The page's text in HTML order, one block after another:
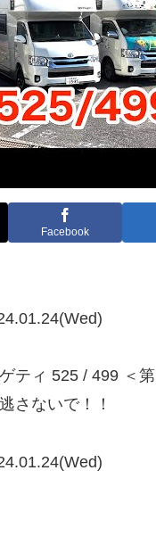
Facebook
ティ 525 / 499 ＜
さないで！！